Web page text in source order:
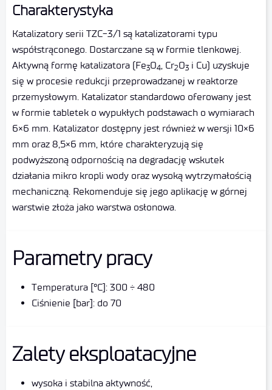
Charakterystyka
Katalizatory serii TZC-3/1 są katalizatorami typu
współstrąconego. Dostarczane są w formie tlenkowej.
Aktywną formę katalizatora (Fe3O4, Cr2O3 i Cu) uzyskuje
się w procesie redukcji przeprowadzanej w reaktorze
przemysłowym. Katalizator standardowo oferowany jest
w formie tabletek o wypukłych podstawach o wymiarach
6×6 mm. Katalizator dostępny jest również w wersji 10×6
mm oraz 8,5×6 mm, które charakteryzują się
podwyższoną odpornością na degradację wskutek
działania mikro kropli wody oraz wysoką wytrzymałością
mechaniczną. Rekomenduje się jego aplikację w górnej
warstwie złoża jako warstwa osłonowa.
Parametry pracy
Temperatura [°C]: 300 ÷ 480
Ciśnienie [bar]: do 70
Zalety eksploatacyjne
wysoka i stabilna aktywność,